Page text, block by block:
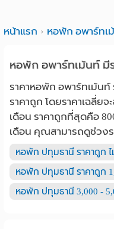
หน้าแรก หอพัก อพาร์ทเ
หอพัก อพาร์ทเม้นท์ มีร
ราคาหอพัก อพาร์ทเม้น
ราคาถูก โดยราคาเฉลี่ย
เดือน ราคาถูกที่สุดคือ
เดือน คุณสามารถดูช่วง
หอพัก ปทุมธานี ราคาถูก ไ
หอพัก ปทุมธานี ราคาถูก
หอพัก ปทุมธานี 3,000 -